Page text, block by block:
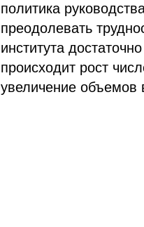
политика
преодолевать
института
происходит рост
увеличение